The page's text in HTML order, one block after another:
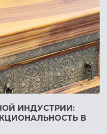
ИНДУСТРИИ:
В